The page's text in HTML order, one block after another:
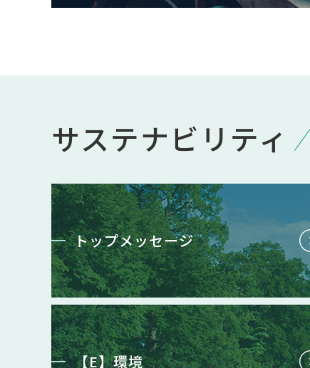
サステナビリティ
トップメッセージ
【E】環境